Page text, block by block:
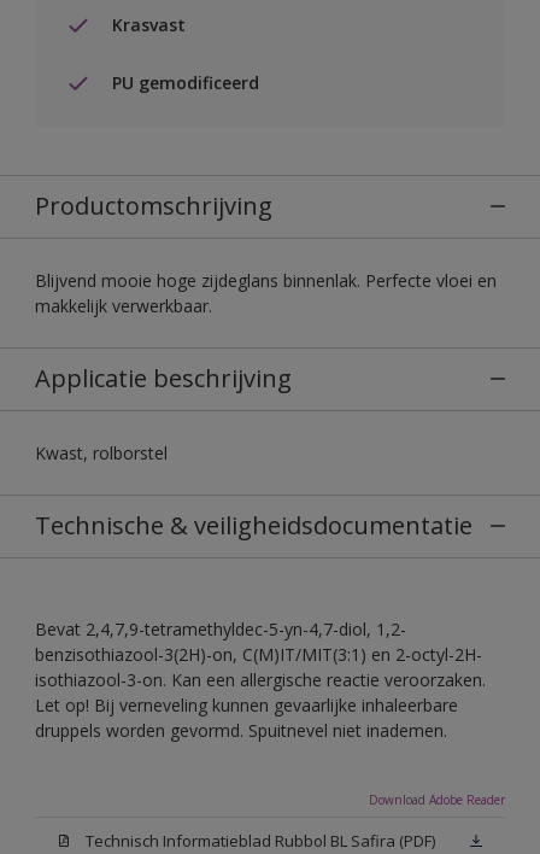
Krasvast
PU gemodificeerd
Productomschrijving
Blijvend mooie hoge zijdeglans binnenlak. Perfecte vloei en
makkelijk verwerkbaar.
Applicatie beschrijving
Kwast, rolborstel
Technische & veiligheidsdocumentatie
Bevat 2,4,7,9-tetramethyldec-5-yn-4,7-diol, 1,2-
benzisothiazool-3(2H)-on, C(M)IT/MIT(3:1) en 2-octyl-2H-
isothiazool-3-on. Kan een allergische reactie veroorzaken.
Let op! Bij verneveling kunnen gevaarlijke inhaleerbare
druppels worden gevormd. Spuitnevel niet inademen.
Download Adobe Reader
Technisch Informatieblad Rubbol BL Safira (PDF)